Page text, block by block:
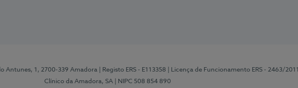
Antunes, 1, 2700-339 Amadora | Registo ERS - E113358 | Licença de Funcionamento ERS - 2463/2011
Clínico da Amadora, SA
| NIPC 508 854 890